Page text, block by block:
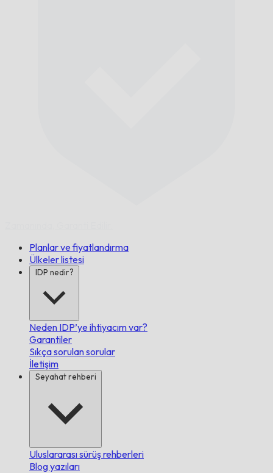
Planlar ve fiyatlandırma
Ülkeler listesi
IDP nedir?
Neden IDP’ye ihtiyacım var?
Garantiler
Sıkça sorulan sorular
İletişim
Seyahat rehberi
Uluslararası sürüş rehberleri
Blog yazıları